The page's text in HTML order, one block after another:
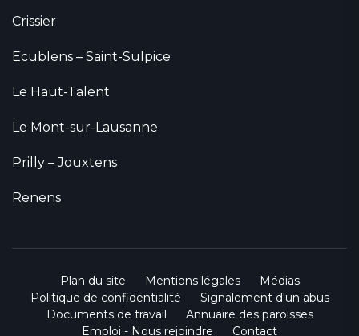
Crissier
Ecublens – Saint-Sulpice
Le Haut-Talent
Le Mont-sur-Lausanne
Prilly – Jouxtens
Renens
Plan du site Mentions légales
Médias
Politique de confidentialité
Signalement d'un abus
Documents de travail
Annuaire des paroisses
Emploi - Nous rejoindre
Contact